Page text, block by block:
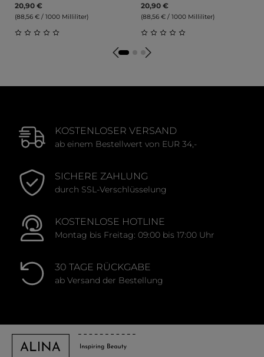
20,90 €
(88,56 € / 1000 Milliliter)
Durchschnittliche Bewertung von 0 von 5 Sternen
20,90 €
(88,56 € / 1000 Milliliter)
Durchschnittliche
KOSTENLOSER VERSAND
ab einem Bestellwert von EUR 34,-
SICHERE ZAHLUNG
durch SSL-Verschlüsselung
KOSTENLOSE HOTLINE
Montag bis Freitag: 09:00 bis 17:00 Uhr
30 TAGE RÜCKGABE
ab Versand der Bestellung